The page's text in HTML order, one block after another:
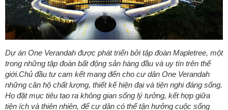
Dự án One Verandah được phát triển bởi tập đoàn Mapletree, một
trong những tập đoàn bất động sản hàng đầu và uy tín trên thế
giới.Chủ đầu tư cam kết mang đến cho cư dân One Verandah
những căn hộ chất lượng, thiết kế hiện đại và tiện nghi đáng sống.
Họ đặt mục tiêu tạo ra không gian sống lý tưởng, kết hợp giữa
tiện ích và thiên nhiên, để cư dân có thể tận hưởng cuộc sống